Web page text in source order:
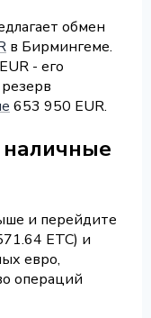
обмен
в Бирмингеме.
- его
653 950 EUR.
наличные
и перейдите
ETC) и
евро,
операций